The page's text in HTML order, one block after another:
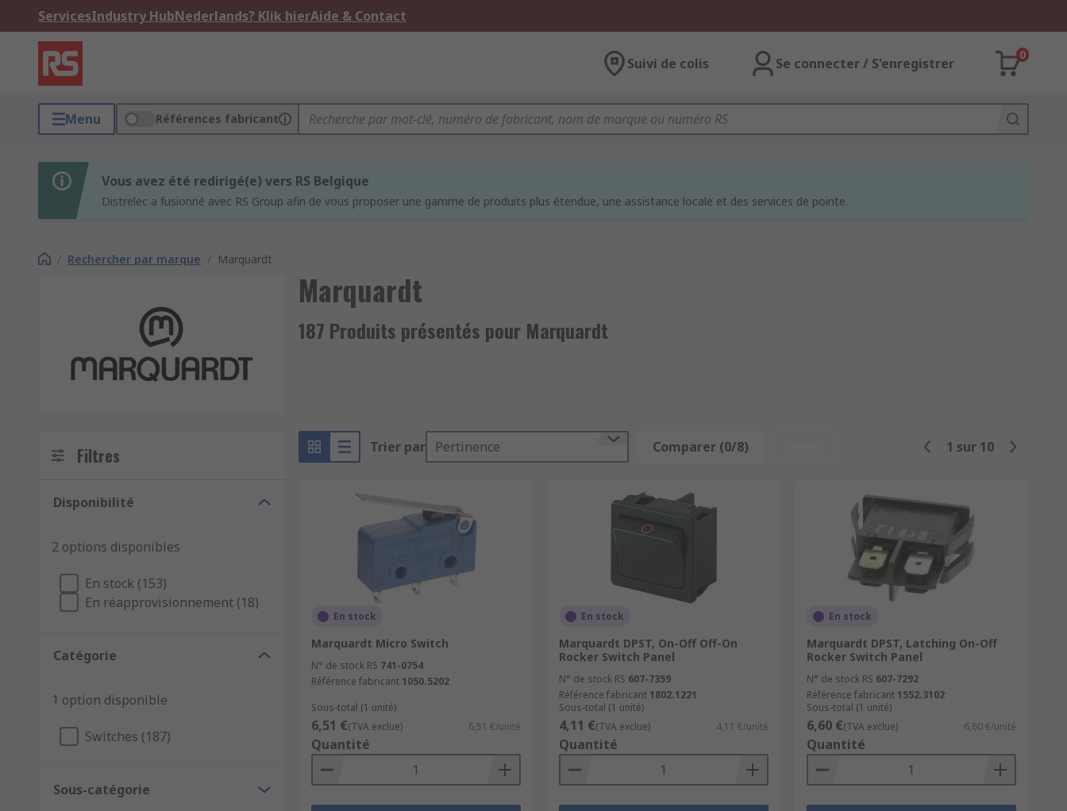
ServicesIndustry HubNederlands? Klik hierAide & Contact
Suivi de colis Se connecter / S'enregistrer
0
Menu Références fabricant
Vous avez été redirigé(e) vers RS Belgique
Distrelec a fusionné avec RS Group afin de vous proposer une gamme de produits plus étendue, une assistance locale et des services de pointe.
/ Rechercher par marque / Marquardt
Marquardt
187 Produits présentés pour Marquardt
Filtres
Disponibilité
2 options disponibles
En stock (153)
En réapprovisionnement (18)
Catégorie
1 option disponible
Switches (187)
Sous-catégorie
Trier par Pertinence Comparer (0/8) 1 sur 10
En stock
Marquardt Micro Switch
N° de stock RS 741-0754
Référence fabricant 1050.5202
Sous-total (1 unité)
6,51 €(TVA exclue) 6,51 €/unité
Quantité
En stock
Marquardt DPST, On-Off Off-On
Rocker Switch Panel
N° de stock RS 607-7359
Référence fabricant 1802.1221
Sous-total (1 unité)
4,11 €(TVA exclue) 4,11 €/unité
Quantité
En stock
Marquardt DPST, Latching On-Off
Rocker Switch Panel
N° de stock RS 607-7292
Référence fabricant 1552.3102
Sous-total (1 unité)
6,60 €(TVA exclue) 6,60 €/unité
Quantité